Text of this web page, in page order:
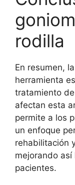
rodilla
En resumen,
herramienta
tratamiento
afectan esta
permite a los
un enfoque
rehabilitación
mejorando
pacientes.